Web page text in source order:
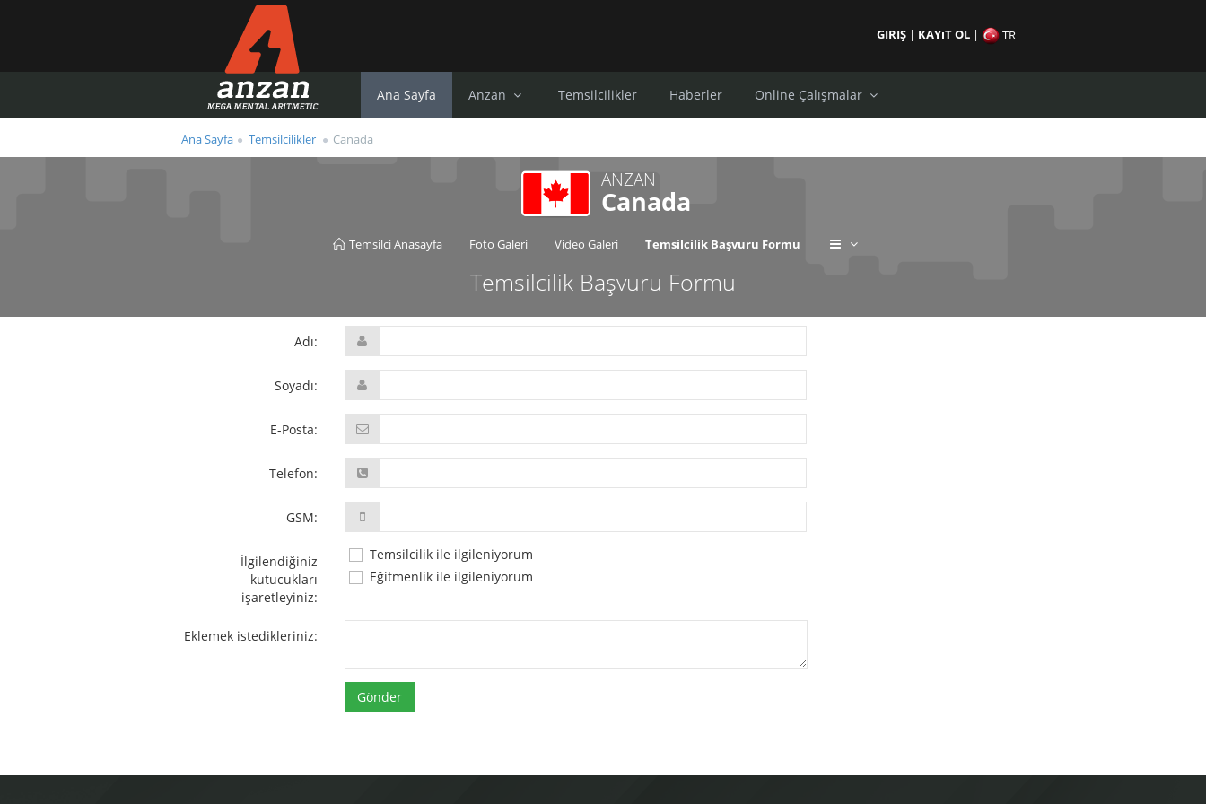
TR
GIRIŞ | KAYıT OL |
Ana Sayfa Anzan Temsilcilikler Haberler Online Çalışmalar
Ana Sayfa Temsilcilikler Canada
ANZAN
Canada
Temsilci Anasayfa Foto Galeri Video Galeri Temsilcilik Başvuru Formu
Temsilcilik Başvuru Formu
Adı:
Soyadı:
E-Posta:
Telefon:
GSM:
İlgilendiğiniz
kutucukları
işaretleyiniz:
Temsilcilik ile ilgileniyorum
Eğitmenlik ile ilgileniyorum
Eklemek istedikleriniz:
Gönder